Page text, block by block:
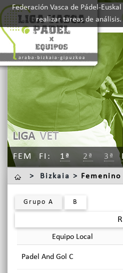
Federación Vasca de Pádel-
realizar tareas de
LIGA VET
FEM FI 1ª 2ª 3ª
> Bizkaia > Femenino
Grupo A B
Equipo Local
Padel And Gol C